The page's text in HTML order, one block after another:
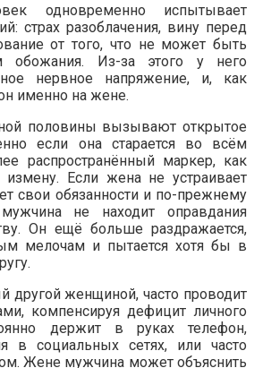
одновременно испытывает
страх разоблачения, вину перед
от того, что не может быть
обожания. Из-за этого у него
нервное напряжение, и, как
именно на жене.
половины вызывают открытое
если она старается во всём
распространённый маркер, как
Если жена не устраивает
свои обязанности и по-прежнему
не находит оправдания
Он ещё больше раздражается,
мелочам и пытается хотя бы в
другой женщиной, часто проводит
компенсируя дефицит личного
держит в руках телефон,
в социальных сетях, или часто
Жене мужчина может объяснить